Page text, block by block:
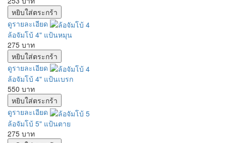
ดูรายละเอียด
ล้อจัมโบ้ 4" แป้นหมุน
275 บาท
ดูรายละเอียด
ล้อจัมโบ้ 4" แป้นเบรก
550 บาท
ดูรายละเอียด
ล้อจัมโบ้ 5" แป้นตาย
275 บาท